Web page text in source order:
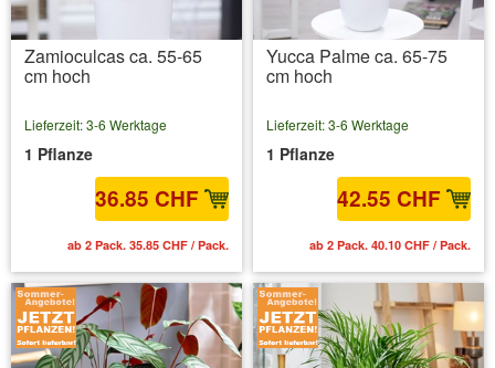
Zamioculcas ca. 55-65
cm hoch
Lieferzeit: 3-6 Werktage
1 Pflanze
36.85 CHF
ab 2 Pack. 35.85 CHF / Pack.
Yucca Palme ca. 65-75
cm hoch
Lieferzeit: 3-6 Werktage
1 Pflanze
42.55 CHF
ab 2 Pack. 40.10 CHF / Pack.